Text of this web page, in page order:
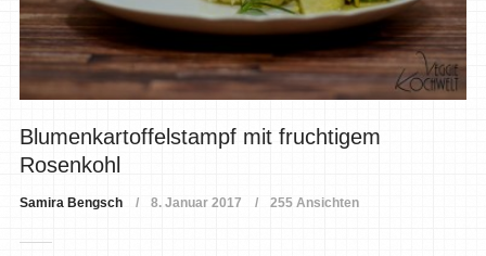
Blumenkartoffelstampf mit fruchtigem
Rosenkohl
Samira Bengsch 8. Januar 2017 255 Ansichten